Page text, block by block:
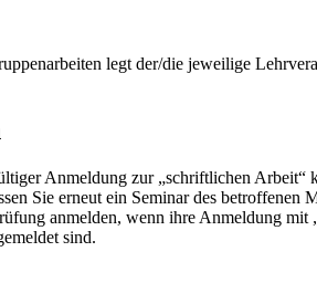
legt der/die jeweilige
Anmeldung zur „schriftlichen
Sie erneut ein Seminar des
anmelden, wenn ihre Anmeldung
sind.